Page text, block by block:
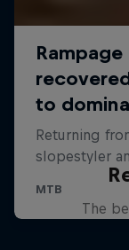
The